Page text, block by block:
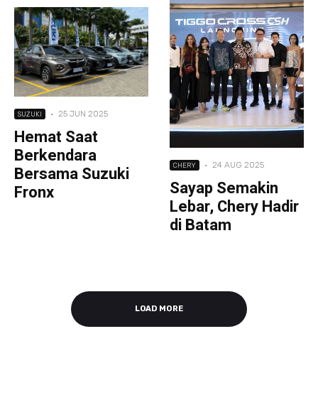
SUZUKI · 25 JUN 2025
Hemat Saat
Berkendara
Bersama Suzuki
Fronx
CHERY · 24 AUG 2025
Sayap Semakin
Lebar, Chery Hadir
di Batam
LOAD MORE